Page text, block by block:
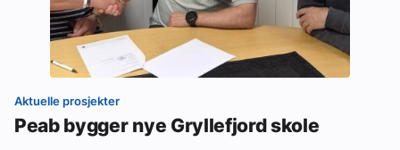
Aktuelle prosjekter
Peab bygger nye Gryllefjord skole